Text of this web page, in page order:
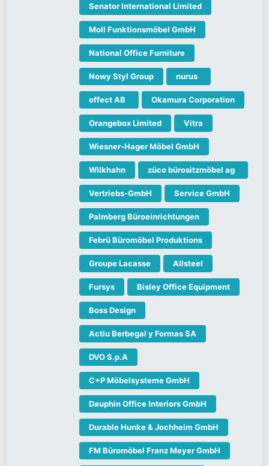
Senator International Limited
Moll Funktionsmöbel GmbH
National Office Furniture
Nowy Styl Group nurus
offect AB Okamura Corporation
Orangebox Limited Vitra
Wiesner-Hager Möbel GmbH
Wilkhahn züco bürositzmöbel ag
Vertriebs-GmbH Service GmbH
Palmberg Büroeinrichtungen
Febrü Büromöbel Produktions
Groupe Lacasse Allsteel
Fursys Bisley Office Equipment
Boss Design
Actiu Berbegal y Formas SA
DVO S.p.A
C+P Möbelsysteme GmbH
Dauphin Office Interiors GmbH
Durable Hunke & Jochheim GmbH
FM Büromöbel Franz Meyer GmbH